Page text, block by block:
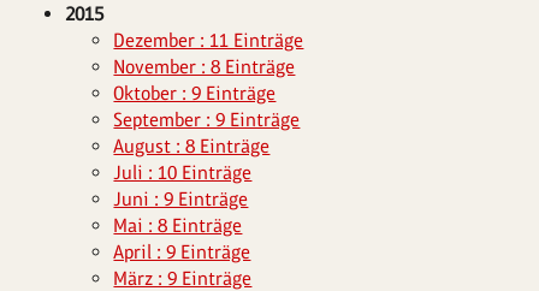
2015
Dezember : 11 Einträge
November : 8 Einträge
Oktober : 9 Einträge
September : 9 Einträge
August : 8 Einträge
Juli : 10 Einträge
Juni : 9 Einträge
Mai : 8 Einträge
April : 9 Einträge
März : 9 Einträge